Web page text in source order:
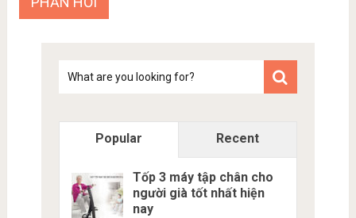
kiem
Popular Recent
Tốp 3 máy tập chân cho
người già tốt nhất hiện
nay